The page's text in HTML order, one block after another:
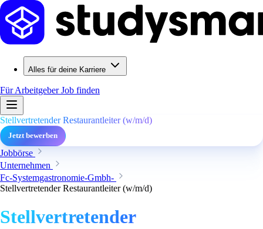
Alles für deine Karriere
Für ArbeitgeberJob finden
Stellvertretender Restaurantleiter (w/m/d)
Jetzt bewerben
Jobbörse
Unternehmen
Fc-Systemgastronomie-Gmbh-
Stellvertretender Restaurantleiter (w/m/d)
Stellvertretender